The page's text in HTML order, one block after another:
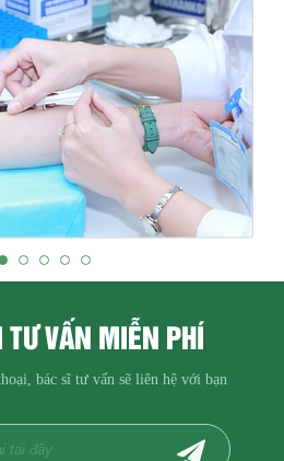
VẤN MIỄN PHÍ
bác sĩ tư vấn sẽ liên hệ với bạn